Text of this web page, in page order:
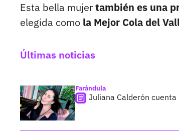
Esta bella mujertambién es una
elegida como la Mejor Cola del
Últimas noticias
Farándula
Juliana Calderón